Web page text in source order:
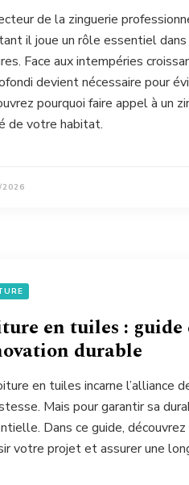
de la zinguerie
il joue un rôle essentiel
Face aux intempéries
devient nécessaire pour
pourquoi faire appel à un
de votre habitat.
en tuiles :
durable
en tuiles incarne l’alliance
Mais pour garantir sa
Dans ce guide,
votre projet et assurer une